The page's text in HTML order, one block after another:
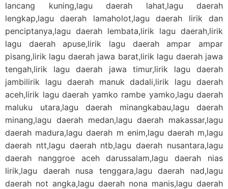
lancang kuning,lagu daerah lahat,lagu daerah
lengkap,lagu daerah lamaholot,lagu daerah lirik dan
penciptanya,lagu daerah lembata,lirik lagu daerah,lirik
lagu daerah apuse,lirik lagu daerah ampar ampar
pisang,lirik lagu daerah jawa barat,lirik lagu daerah jawa
tengah,lirik lagu daerah jawa timur,lirik lagu daerah
jambilirik lagu daerah manuk dadali,lirik lagu daerah
aceh,lirik lagu daerah yamko rambe yamko,lagu daerah
maluku utara,lagu daerah minangkabau,lagu daerah
minang,lagu daerah medan,lagu daerah makassar,lagu
daerah madura,lagu daerah m enim,lagu daerah m,lagu
daerah ntt,lagu daerah ntb,lagu daerah nusantara,lagu
daerah nanggroe aceh darussalam,lagu daerah nias
lirik,lagu daerah nusa tenggara,lagu daerah nad,lagu
daerah not angka,lagu daerah nona manis,lagu daerah